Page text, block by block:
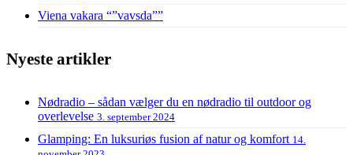
Viena vakara “”vavsda””
Nyeste artikler
Nødradio – sådan vælger du en nødradio til outdoor og
overlevelse 3. september 2024
Glamping: En luksuriøs fusion af natur og komfort 14.